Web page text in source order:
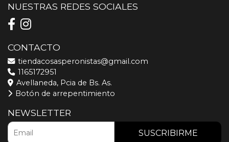
NUESTRAS REDES SOCIALES
CONTACTO
tiendacosasperonistas@gmail.com
1165172951
Avellaneda, Pcia de Bs. As.
Botón de arrepentimiento
NEWSLETTER
SUSCRIBIRME